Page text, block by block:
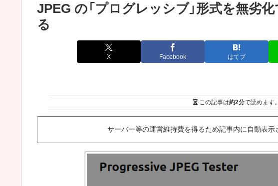
JPEG の「プログレッシブ」形式を無劣
る
X Facebook はてブ
この記事は約2分で読めます。
サーバー等の運営維持費を得るため記事内に自動表示